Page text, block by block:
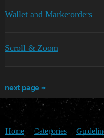
Wallet and Marketorders
Scroll & Zoom
next page →
Home Categories